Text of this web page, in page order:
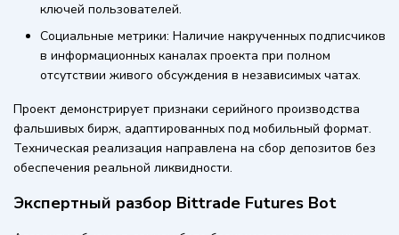
ключей пользователей.
Социальные метрики: Наличие накрученных подписчиков
в информационных каналах проекта при полном
отсутствии живого обсуждения в независимых чатах.
Проект демонстрирует признаки серийного производства
фальшивых бирж, адаптированных под мобильный формат.
Техническая реализация направлена на сбор депозитов без
обеспечения реальной ликвидности.
Экспертный разбор Bittrade Futures Bot